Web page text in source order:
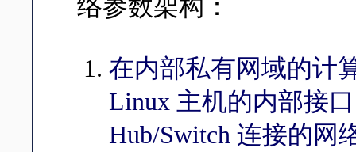
络参数架构：
在内部私有网域的计
Linux 主机的内部接
Hub/Switch 连接的网